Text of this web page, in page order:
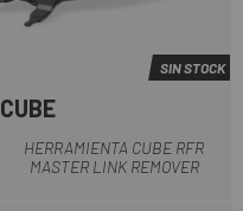
SIN STOCK
CUBE
HERRAMIENTA CUBE RFR
MASTER LINK REMOVER